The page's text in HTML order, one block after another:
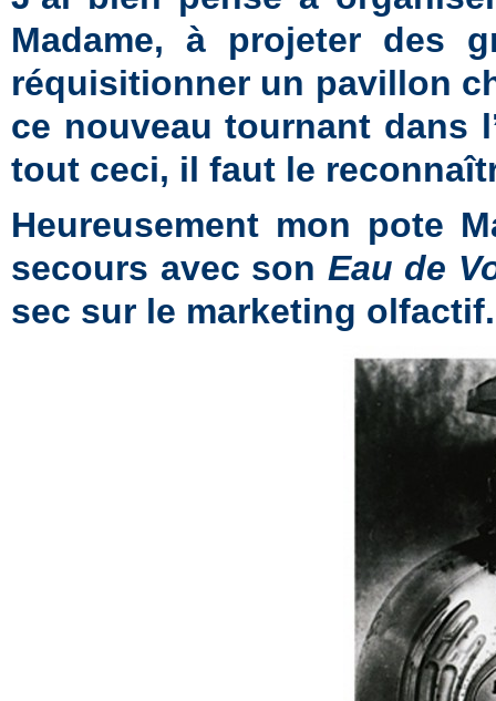
Madame, à projeter des
réquisitionner un pavillon
ce nouveau tournant dans
tout ceci, il faut le
Heureusement mon pote
secours avec son Eau de
sec sur le marketing olfactif.